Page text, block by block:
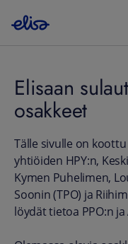
Elisaan
osakkeet
Tälle sivulle on
yhtiöiden HPY:n,
Kymen Puhelimen,
Soonin (TPO) ja
löydät tietoa PPO:n